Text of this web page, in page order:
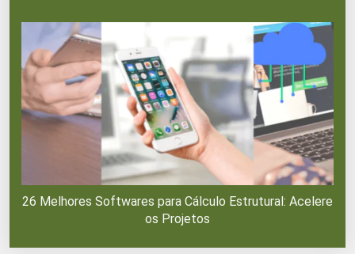
26 Melhores Softwares para Cálculo Estrutural: Acelere
os Projetos